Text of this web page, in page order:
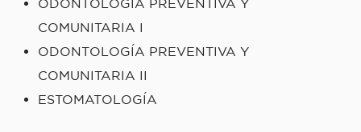
ODONTOLOGÍA PREVENTIVA Y
COMUNITARIA I
ODONTOLOGÍA PREVENTIVA Y
COMUNITARIA II
ESTOMATOLOGÍA